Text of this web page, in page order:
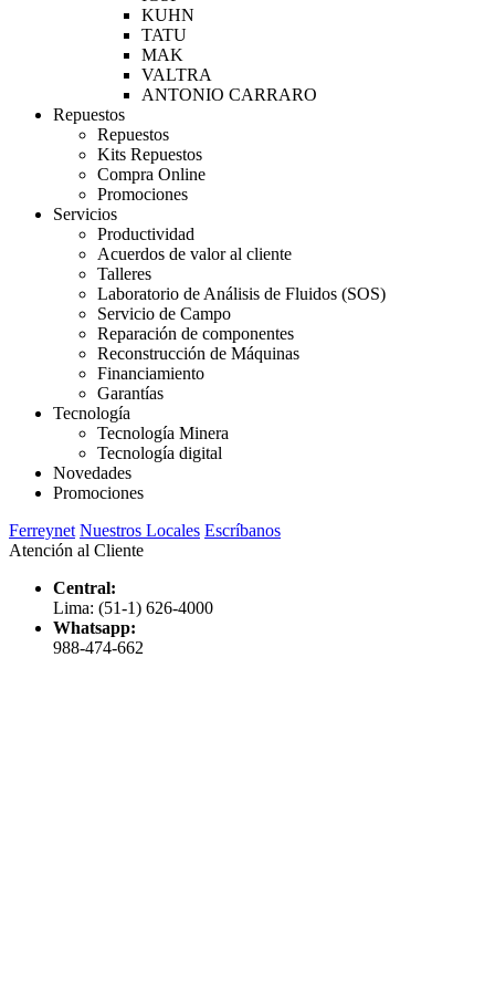
KUHN
TATU
MAK
VALTRA
ANTONIO CARRARO
Repuestos
Repuestos
Kits Repuestos
Compra Online
Promociones
Servicios
Productividad
Acuerdos de valor al cliente
Talleres
Laboratorio de Análisis de Fluidos (SOS)
Servicio de Campo
Reparación de componentes
Reconstrucción de Máquinas
Financiamiento
Garantías
Tecnología
Tecnología Minera
Tecnología digital
Novedades
Promociones
Ferreynet Nuestros Locales Escríbanos
Atención al Cliente
Central:
Lima: (51-1) 626-4000
Whatsapp:
988-474-662